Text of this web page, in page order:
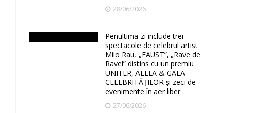
28/06/2026
Penultima zi include trei
spectacole de celebrul artist
Milo Rau, „FAUST”, „Rave de
Ravel” distins cu un premiu
UNITER, ALEEA & GALA
CELEBRITĂȚILOR și zeci de
evenimente în aer liber
27/06/2026